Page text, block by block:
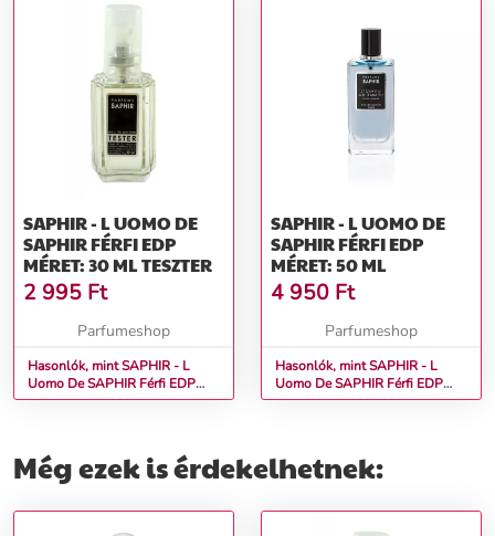
SAPHIR - L UOMO DE
SAPHIR FÉRFI EDP
MÉRET: 30 ML TESZTER
2 995 Ft
Parfumeshop
Hasonlók, mint SAPHIR - L
Uomo De SAPHIR Férfi EDP
Méret: 30 ml teszter
SAPHIR - L UOMO DE
SAPHIR FÉRFI EDP
MÉRET: 50 ML
4 950 Ft
Parfumeshop
Hasonlók, mint SAPHIR - L
Uomo De SAPHIR Férfi EDP
Méret: 50 ml
Még ezek is érdekelhetnek: